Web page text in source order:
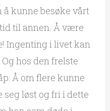
kunne besøke vårt
til annen. Å være
Ingenting i livet kan
hos den frelste
Å om flere kunne
seg løst og fri i dette